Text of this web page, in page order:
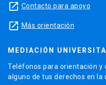
launch Contacto para apoyo
launch Más orientación
MEDIACIÓN
Teléfonos para orientación y
alguno de tus derechos en la